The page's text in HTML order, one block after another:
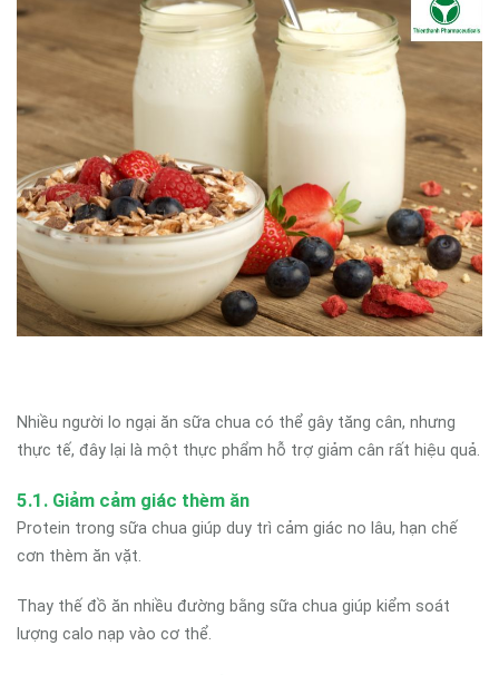
Nhiều người lo ngại ăn sữa chua có thể gây tăng cân, nhưng
thực tế, đây lại là một thực phẩm hỗ trợ giảm cân rất hiệu quả.
5.1. Giảm cảm giác thèm ăn
Protein trong sữa chua giúp duy trì cảm giác no lâu, hạn chế
cơn thèm ăn vặt.
Thay thế đồ ăn nhiều đường bằng sữa chua giúp kiểm soát
lượng calo nạp vào cơ thể.